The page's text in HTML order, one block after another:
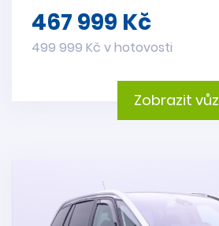
467 999 Kč
499 999 Kč v hotovosti
Zobrazit vůz